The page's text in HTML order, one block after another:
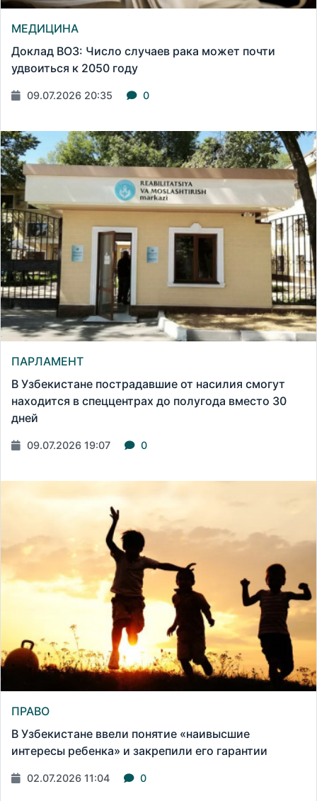
МЕДИЦИНА
Доклад ВОЗ: Число случаев рака может почти
удвоиться к 2050 году
09.07.2026 20:35 0
ПАРЛАМЕНТ
В Узбекистане пострадавшие от насилия смогут
находится в спеццентрах до полугода вместо 30
дней
09.07.2026 19:07 0
ПРАВО
В Узбекистане ввели понятие «наивысшие
интересы ребенка» и закрепили его гарантии
02.07.2026 11:04 0